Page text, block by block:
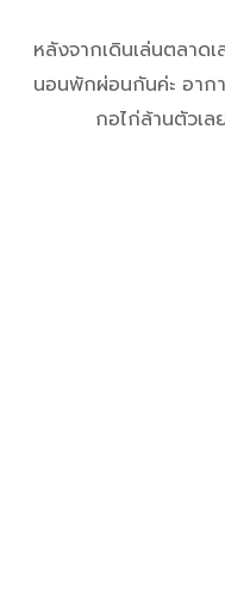
หลังจากเดินเล่นตลาด
นอนพักผ่อนกันค่ะ อาก
กอไก่ล้านตัวเ